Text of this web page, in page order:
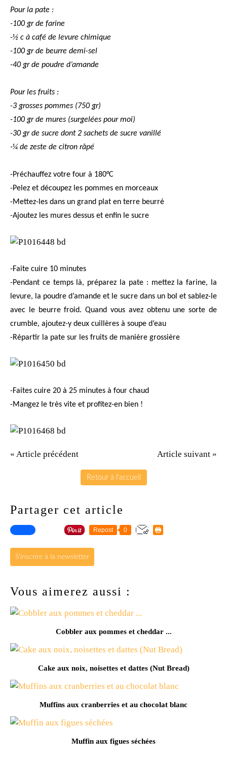
Pour la pate :
-100 gr de farine
-½ c à café de levure chimique
-100 gr de beurre demi-sel
-40 gr de poudre d’amande
Pour les fruits :
-3 grosses pommes (750 gr)
-100 gr de mures (surgelées pour moi)
-30 gr de sucre dont 2 sachets de sucre vanillé
-¼ de zeste de citron râpé
-Préchauffez votre four à 180°C
-Pelez et découpez les pommes en morceaux
-Mettez-les dans un grand plat en terre beurré
-Ajoutez les mures dessus et enfin le sucre
-Faite cuire 10 minutes
-Pendant ce temps là, préparez la pate : mettez la farine, la
levure, la poudre d’amande et le sucre dans un bol et sablez-le
avec le beurre froid. Quand vous avez obtenu une sorte de
crumble, ajoutez-y deux cuillères à soupe d’eau
-Répartir la pate sur les fruits de manière grossière
-Faites cuire 20 à 25 minutes à four chaud
-Mangez le très vite et profitez-en bien !
« Article précédent Article suivant »
Retour à l'accueil
Partager cet article
Repost 0
S'inscrire à la newsletter
Vous aimerez aussi :
Cobbler aux pommes et cheddar ...
Cake aux noix, noisettes et dattes (Nut Bread)
Muffins aux cranberries et au chocolat blanc
Muffin aux figues séchées